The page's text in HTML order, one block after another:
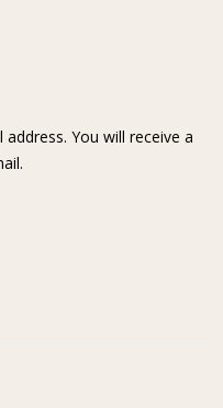
You will receive a